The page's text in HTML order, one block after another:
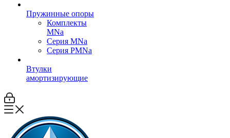
Пружинные опоры
Комплекты
MNa
Серия MNa
Серия PMNa
Втулки
амортизирующие